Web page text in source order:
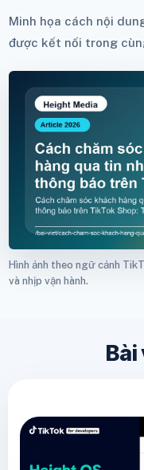
Minh họa cách nội
được kết nối trong
Hình ảnh theo ngữ cảnh
và nhịp vận hành.
Bài